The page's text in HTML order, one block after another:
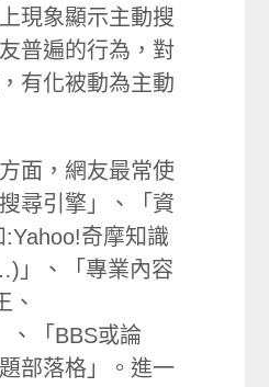
現象顯示主動搜
普遍的行為，對
有化被動為主動
面，網友最常使
尋引擎」、「資
奇摩知識
」、「專業內容
、
「BBS或論
部落格」。進一